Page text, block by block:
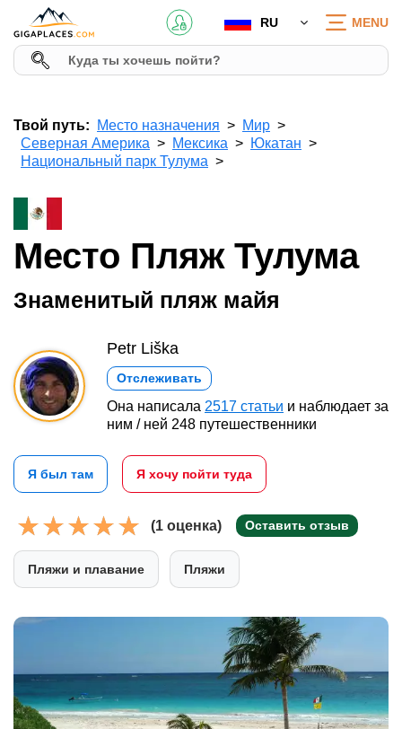
RU MENU
Твой путь: Место назначения
Мир
Северная Америка
Мексика
Юкатан
Национальный парк Тулума
Место Пляж Тулума
Знаменитый пляж майя
Petr Liška
Отслеживать
Она написала 2517 статьи и наблюдает за
ним / ней 248 путешественники
Я был там Я хочу пойти туда
(1 оценка) Оставить отзыв
Пляжи и плавание Пляжи